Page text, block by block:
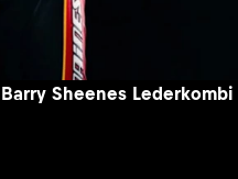
Sheenes Lederkombi